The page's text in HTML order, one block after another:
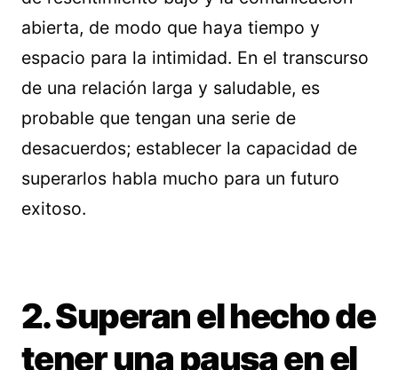
abierta, de modo que haya tiempo y
espacio para la intimidad. En el transcurso
de una relación larga y saludable, es
probable que tengan una serie de
desacuerdos; establecer la capacidad de
superarlos habla mucho para un futuro
exitoso.
2. Superan el hecho de
tener una pausa en el